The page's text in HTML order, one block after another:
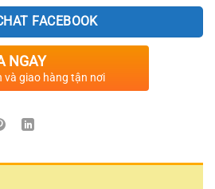
FACEBOOK
NGAY
và giao hàng tận nơi